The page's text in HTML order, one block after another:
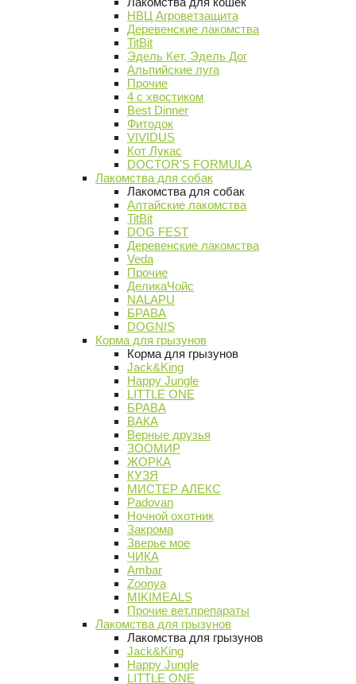
НВЦ Агроветзащита
Деревенские лакомства
TitBit
Эдель Кет, Эдель Дог
Альпийские луга
Прочие
4 с хвостиком
Best Dinner
Фитодок
VIVIDUS
Кот Лукас
DOCTOR'S FORMULA
Лакомства для собак
Лакомства для собак
Алтайские лакомства
TitBit
DOG FEST
Деревенские лакомства
Veda
Прочие
ДеликаЧойс
NALAPU
БРАВА
DOGNIS
Корма для грызунов
Корма для грызунов
Jack&King
Happy Jungle
LITTLE ONE
БРАВА
ВАКА
Верные друзья
ЗООМИР
ЖОРКА
КУЗЯ
МИСТЕР АЛЕКС
Padovan
Ночной охотник
Закрома
Зверье мое
ЧИКА
Ambar
Zoonya
MIKIMEALS
Прочие вет.препараты
Лакомства для грызунов
Лакомства для грызунов
Jack&King
Happy Jungle
LITTLE ONE